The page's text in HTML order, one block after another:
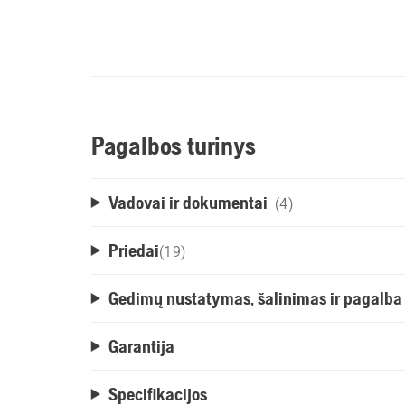
Pagalbos turinys
Vadovai ir dokumentai (4)
Priedai(19)
Gedimų nustatymas, šalinimas ir pagalba
Garantija
Specifikacijos